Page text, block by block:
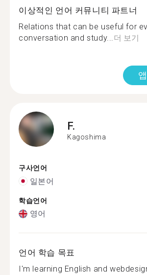
이상적인 언어 커뮤니티 파트너
Relations that can be useful for
conversation and study...더 보기
F.
Kagoshima
구사언어
일본어
학습언어
영어
언어 학습 목표
I'm learning English and